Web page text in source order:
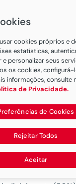
é paga aos
pelo contratante,
eles são parentes,
não. No entanto,
apontado
quem tem direito a
vidaem caso de
cookies próprios e
estatísticas,
e personalizar seus
os cookies, configurá-
informações, consulte
de Privacidade.
de Cookies
Rejeitar Todos
Aceitar